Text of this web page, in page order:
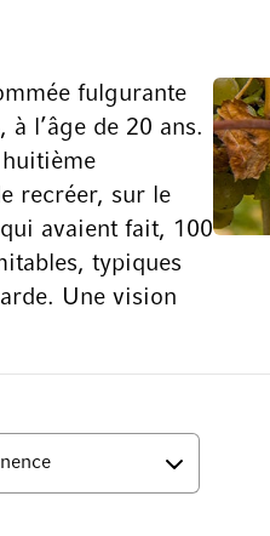
fulgurante
l’âge de 20 ans.
recréer, sur le
avaient fait, 100
typiques
Une vision